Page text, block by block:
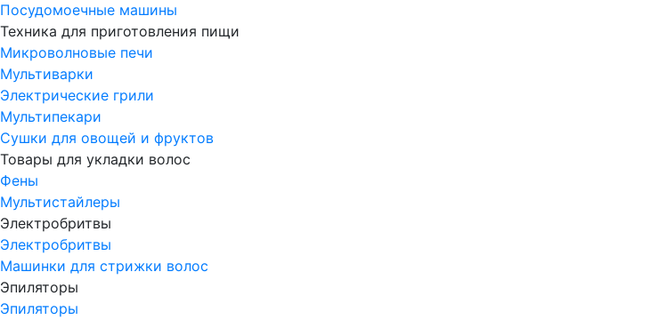
Посудомоечные машины
Техника для приготовления пищи
Микроволновые печи
Мультиварки
Электрические грили
Мультипекари
Сушки для овощей и фруктов
Товары для укладки волос
Фены
Мультистайлеры
Электробритвы
Электробритвы
Машинки для стрижки волос
Эпиляторы
Эпиляторы